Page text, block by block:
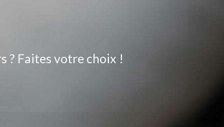
? Faites votre choix !